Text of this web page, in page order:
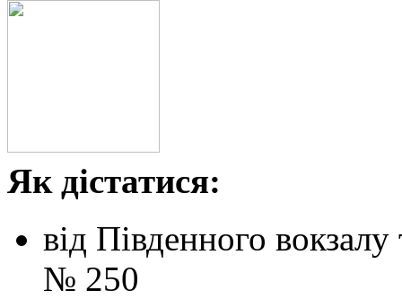
Як дістатися:
від Південного вокзалу
№ 250